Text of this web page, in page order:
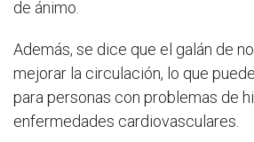
de ánimo.
Además, se dice que el galán de
mejorar la circulación, lo que
para personas con problemas de
enfermedades cardiovasculares.